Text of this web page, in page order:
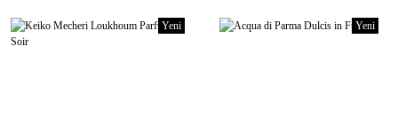
Yeni Yeni